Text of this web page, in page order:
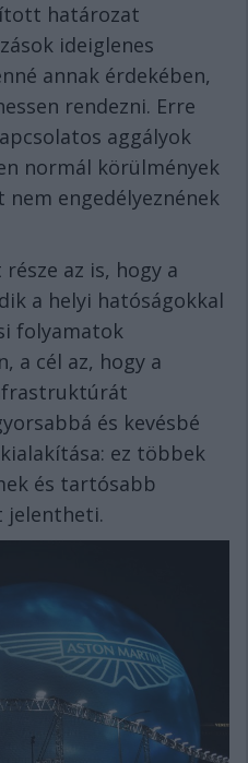
határozat
ideiglenes
annak érdekében,
rendezni. Erre
aggályok
normál körülmények
engedélyeznének
az is, hogy a
a helyi hatóságokkal
folyamatok
a cél az, hogy a
és kevésbé
ez többek
és tartósabb
jelentheti.